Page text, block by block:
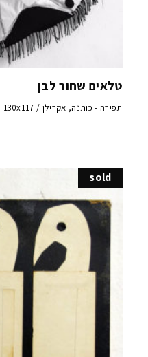
טלאים שחור לבן
תפירה - כותנה, אקרילן / 130x117 ס"מ, 2017
sold